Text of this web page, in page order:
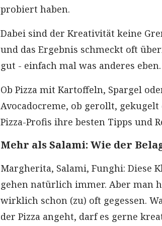
probiert haben.
Dabei sind der Kreativität keine
und das Ergebnis schmeckt oft
gut - einfach mal was anderes eben.
Ob Pizza mit Kartoffeln, Spargel
Avocadocreme, ob gerollt,
Pizza-Profis ihre besten Tipps und
Mehr als Salami: Wie der
Margherita, Salami, Funghi: Diese
gehen natürlich immer. Aber man
wirklich schon (zu) oft gegessen.
der Pizza angeht, darf es gerne